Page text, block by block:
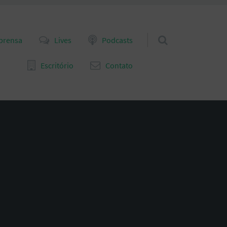
Lives Podcasts
Escritório Contato